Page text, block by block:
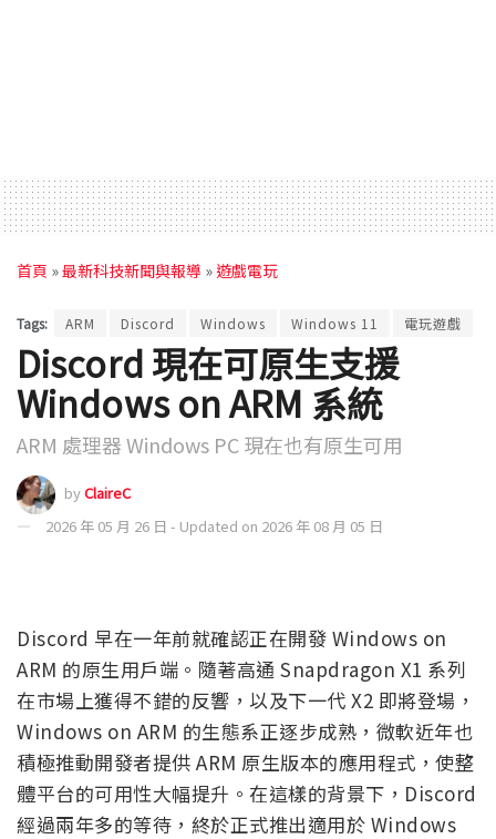
首頁 »最新科技新聞與報導 »遊戲電玩
Tags: ARM Discord Windows Windows 11 電玩遊戲
Discord 現在可原生支援
Windows on ARM 系統
ARM 處理器 Windows PC 現在也有原生可用
byClaireC
2026 年 05 月 26 日 - Updated on 2026 年 08 月 05 日
Discord 早在一年前就確認正在開發 Windows on
ARM 的原生用戶端。隨著高通 Snapdragon X1 系列
在市場上獲得不錯的反響，以及下一代 X2 即將登場，
Windows on ARM 的生態系正逐步成熟，微軟近年也
積極推動開發者提供 ARM 原生版本的應用程式，使整
體平台的可用性大幅提升。在這樣的背景下，Discord
經過兩年多的等待，終於正式推出適用於 Windows